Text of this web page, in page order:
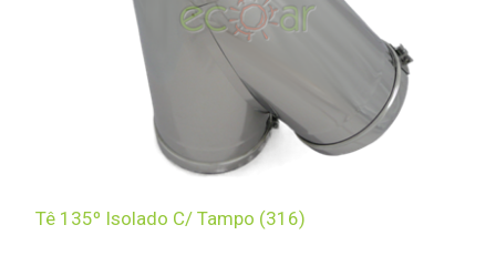
Tê 135º Isolado C/ Tampo (316)